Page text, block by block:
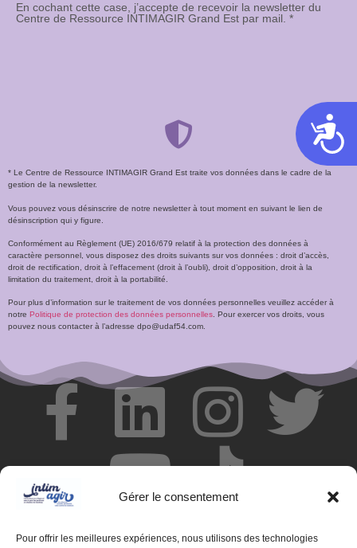
Gérer le consentement
Pour offrir les meilleures expériences, nous utilisons des technologies
En cochant cette case, j’accepte de recevoir la newsletter du
Centre de Ressource INTIMAGIR Grand Est par mail. *
* Le Centre de Ressource INTIMAGIR Grand Est traite vos données dans le cadre de la
gestion de la newsletter.
Vous pouvez vous désinscrire de notre newsletter à tout moment en suivant le lien de
désinscription qui y figure.
Conformément au Règlement (UE) 2016/679 relatif à la protection des données à
caractère personnel, vous disposez des droits suivants sur vos données : droit d’accès,
droit de rectification, droit à l’effacement (droit à l’oubli), droit d’opposition, droit à la
limitation du traitement, droit à la portabilité.
Pour plus d’information sur le traitement de vos données personnelles veuillez accéder à
notre Politique de protection des données personnelles. Pour exercer vos droits, vous
pouvez nous contacter à l’adresse dpo@udaf54.com.